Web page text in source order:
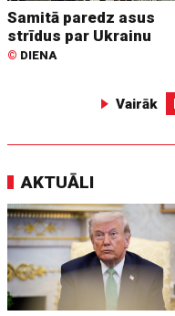
Samitā paredz asus
strīdus par Ukrainu
© DIENA
Vairāk
AKTUĀLI